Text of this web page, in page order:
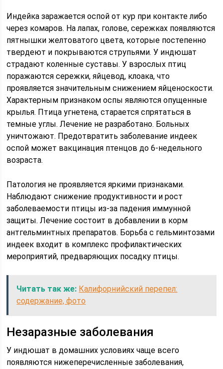
Индейка заражается оспой от кур при контакте либо
через комаров. На лапах, голове, сережках появляются
пятнышки желтоватого цвета, которые постепенно
твердеют и покрываются струпьями. У индюшат
страдают коленные суставы. У взрослых птиц
поражаются сережки, яйцевод, клоака, что
проявляется значительным снижением яйценоскости.
Характерным признаком оспы являются опущенные
крылья. Птица угнетена, старается спрятаться в
темные углы. Лечение не разработано. Больных
уничтожают. Предотвратить заболевание индеек
оспой может вакцинация птенцов до 6-недельного
возраста.
Патология не проявляется яркими признаками.
Наблюдают снижение продуктивности и рост
заболеваемости птицы из-за падения иммунной
защиты. Лечение состоит в добавлении в корм
антгельминтных препаратов. Борьба с гельминтозами
индеек входит в комплекс профилактических
мероприятий, предваряющих посадку птицы.
Читать так же: Калифорнийский перепел:
содержание, фото
Незаразные заболевания
У индюшат в домашних условиях чаще всего
появляются нижеперечисленные заболевания,